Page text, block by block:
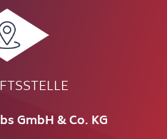
GmbH & Co. KG